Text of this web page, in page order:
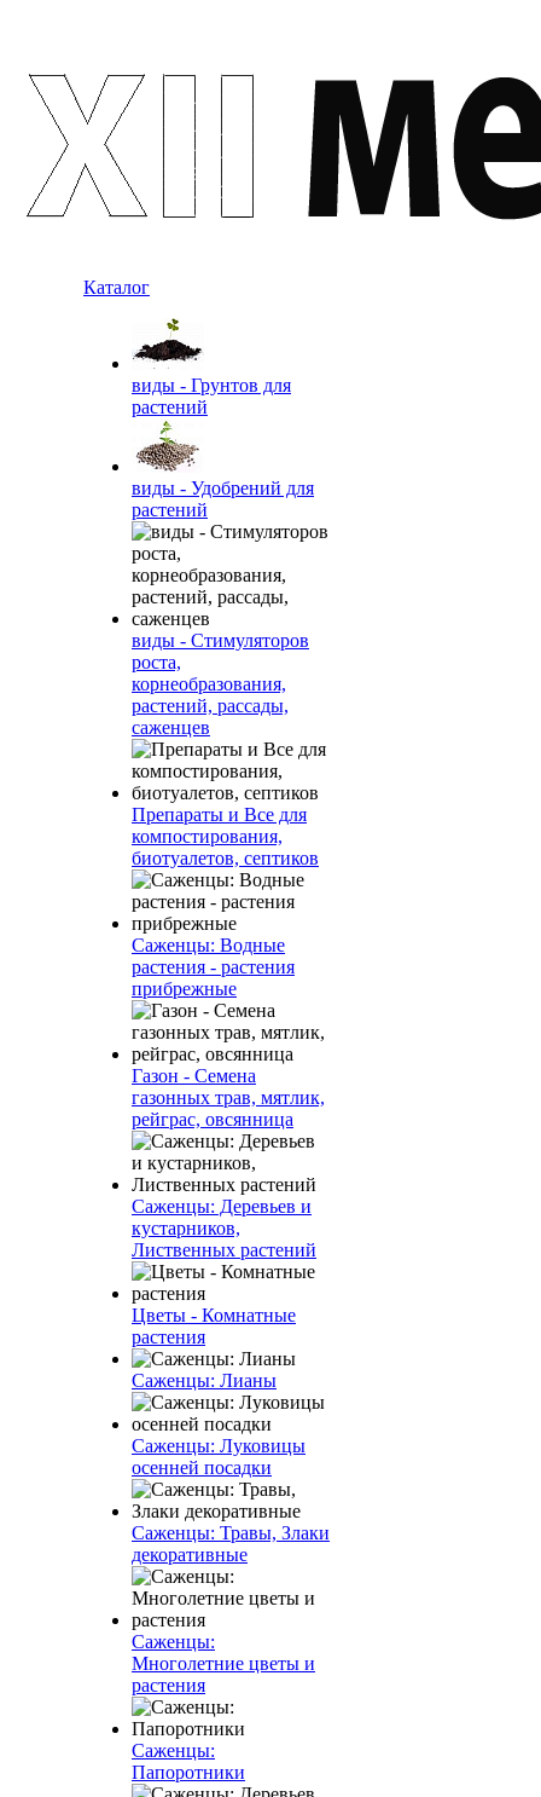
Каталог
виды - Грунтов для
растений
виды - Удобрений для
растений
виды - Стимуляторов
роста,
корнеобразования,
растений, рассады,
саженцев
Препараты и Все для
компостирования,
биотуалетов, септиков
Саженцы: Водные
растения - растения
прибрежные
Газон - Семена
газонных трав, мятлик,
рейграс, овсянница
Саженцы: Деревьев и
кустарников,
Лиственных растений
Цветы - Комнатные
растения
Саженцы: Лианы
Саженцы: Луковицы
осенней посадки
Саженцы: Травы, Злаки
декоративные
Саженцы:
Многолетние цветы и
растения
Саженцы:
Папоротники